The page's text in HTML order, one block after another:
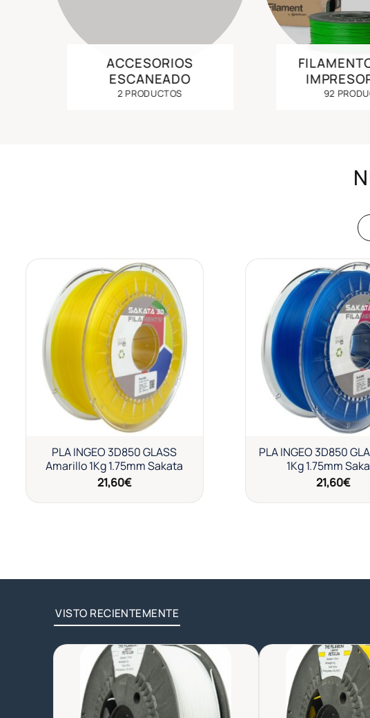
ACCESORIOS
ESCANEADO
2 PRODUCTOS 92
Añadir
a la
lista de
deseos
PLA INGEO 3D850 GLASS
Amarillo 1Kg 1.75mm Sakata
21,60€
PLA INGEO 3D850
1Kg 1.75mm
21,60€
VISTO RECIENTEMENTE
Añadir